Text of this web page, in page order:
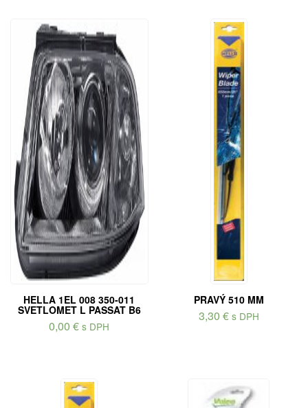
HELLA 1EL 008 350-011
SVETLOMET L PASSAT B6
0,00€ s DPH
PRAVÝ 510 MM
3,30 € s DPH